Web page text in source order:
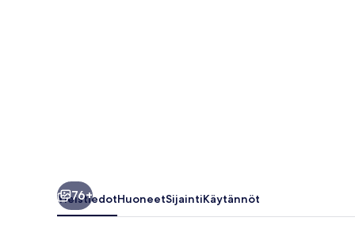
76+
YleistiedotHuoneetSijaintiKäytännöt